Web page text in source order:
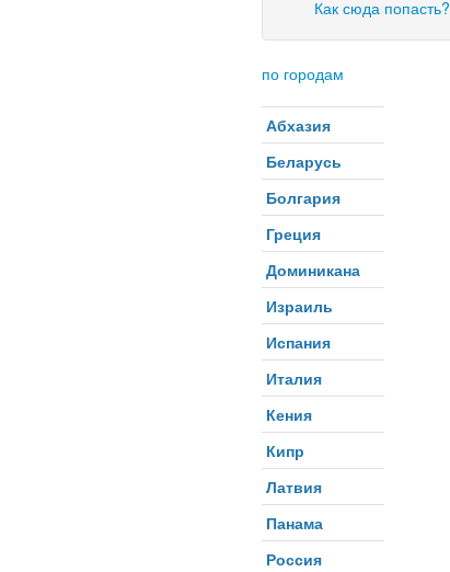
Как сюда попасть?
по городам
Абхазия
Беларусь
Болгария
Греция
Доминикана
Израиль
Испания
Италия
Кения
Кипр
Латвия
Панама
Россия